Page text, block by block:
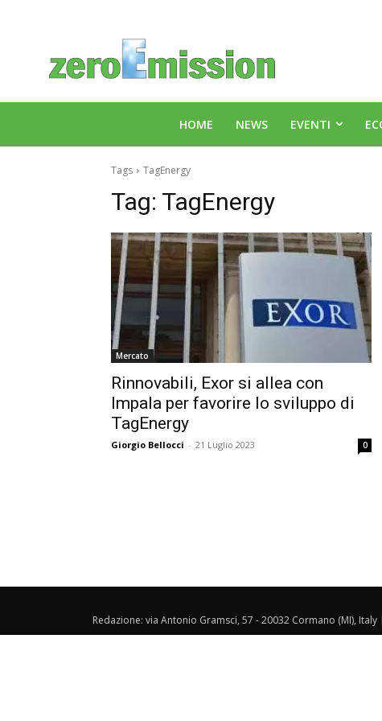
HOME NEWS EVENTI
Tags TagEnergy
Tag: TagEnergy
Mercato
Rinnovabili, Exor si allea con
Impala per favorire lo sviluppo di
TagEnergy
Giorgio Bellocci - 21 Luglio 2023 0
Redazione: via Antonio Gramsci, 57 - 20032 Cormano (MI),